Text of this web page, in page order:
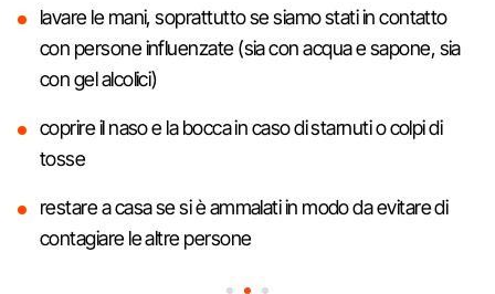
lavare le mani, soprattutto se siamo stati in contatto
con persone influenzate (sia con acqua e sapone, sia
con gel alcolici)
coprire il naso e la bocca in caso di starnuti o colpi di
tosse
restare a casa se si è ammalati in modo da evitare di
contagiare le altre persone